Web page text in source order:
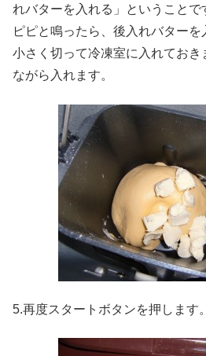
れバターを入れる」ということで
ピピと鳴ったら、後入れバター
小さく切って冷凍室に入れておき
ながら入れます。
5.再度スタートボタンを押します。